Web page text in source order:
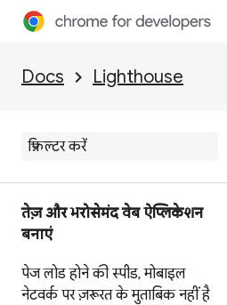
Docs Lighthouse
तेज़ और भरोसेमंद वेब ऐप्लिकेशन
बनाएं
पेज लोड होने की स्पीड,मोबाइल
नेटवर्क पर ज़रूरत के मुताबिक नहीं है